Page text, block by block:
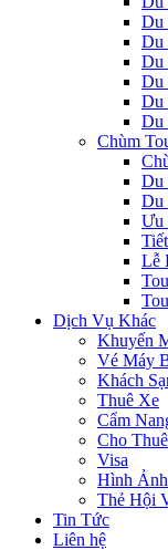
Du
Du
Du
Du
Du
Du
Chùm
Du
Du
Ưu
Lễ
Dịch Vụ Khác
Khuyến
Vé Máy
Khách
Thuê Xe
Cẩm
Cho
Visa
Hình Ảnh
Thẻ Hội
Tin Tức
Liên hệ